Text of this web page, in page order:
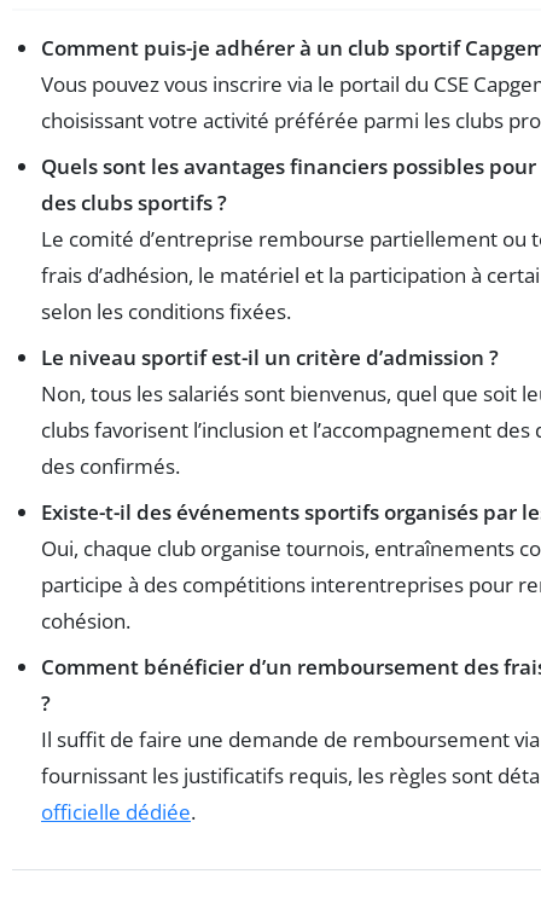
Comment puis-je adhérer à un club sportif
Vous pouvez vous inscrire via le portail du CSE
choisissant votre activité préférée parmi les clubs
Quels sont les avantages financiers possibles
des clubs sportifs ?
Le comité d’entreprise rembourse partiellement ou
frais d’adhésion, le matériel et la participation à
selon les conditions fixées.
Le niveau sportif est-il un critère d’admission ?
Non, tous les salariés sont bienvenus, quel que soit
clubs favorisent l’inclusion et l’accompagnement
des confirmés.
Existe-t-il des événements sportifs organisés par
Oui, chaque club organise tournois, entraînements
participe à des compétitions interentreprises pour
cohésion.
Comment bénéficier d’un remboursement des
?
Il suffit de faire une demande de remboursement via
fournissant les justificatifs requis, les règles sont
officielle dédiée.